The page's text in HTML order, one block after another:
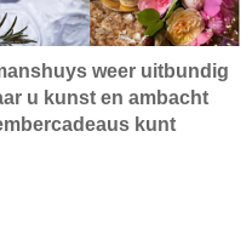
weer uitbundig
u kunst en ambacht
kunt